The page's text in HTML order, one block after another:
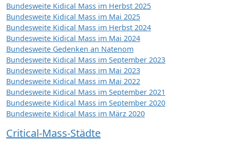
Bundesweite Kidical Mass im Herbst 2025
Bundesweite Kidical Mass im Mai 2025
Bundesweite Kidical Mass im Herbst 2024
Bundesweite Kidical Mass im Mai 2024
Bundesweite Gedenken an Natenom
Bundesweite Kidical Mass im September 2023
Bundesweite Kidical Mass im Mai 2023
Bundesweite Kidical Mass im Mai 2022
Bundesweite Kidical Mass im September 2021
Bundesweite Kidical Mass im September 2020
Bundesweite Kidical Mass im März 2020
Critical-Mass-Städte